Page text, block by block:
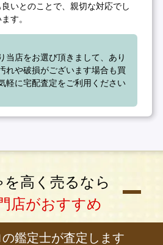
いとのことで、親切な対応でし
す。
当店をお選び頂きまして、あり
れや破損がございます場合も買
軽に宅配査定をご利用ください
を高く売るなら
店がおすすめ
の鑑定士が査定します